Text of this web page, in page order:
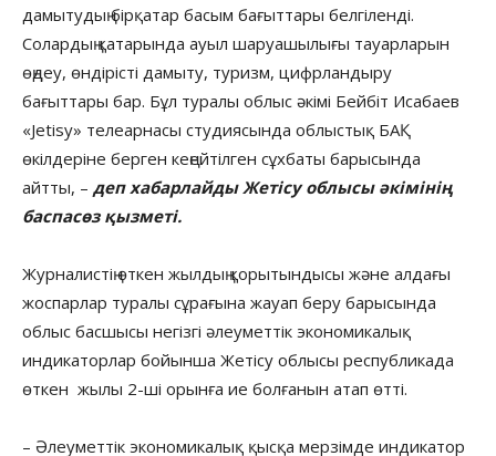
дамытудың бірқатар басым бағыттары белгіленді.
Солардың қатарында ауыл шаруашылығы тауарларын
өңдеу, өндірісті дамыту, туризм, цифрландыру
бағыттары бар. Бұл туралы облыс әкімі Бейбіт Исабаев
«Jetisy» телеарнасы студиясында облыстық БАҚ
өкілдеріне берген кеңейтілген сұхбаты барысында
айтты, – деп хабарлайды Жетісу облысы әкімінің
баспасөз қызметі.
Журналистің өткен жылдың қорытындысы және алдағы
жоспарлар туралы сұрағына жауап беру барысында
облыс басшысы негізгі әлеуметтік экономикалық
индикаторлар бойынша Жетісу облысы республикада
өткен жылы 2-ші орынға ие болғанын атап өтті.
– Әлеуметтік экономикалық қысқа мерзімде индикатор